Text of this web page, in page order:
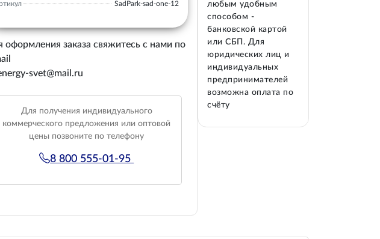
SadPark-sad-one-12
оформления заказа свяжитесь с нами по
svet@mail.ru
Для получения индивидуального
коммерческого предложения или оптовой
цены позвоните по телефону
8 800 555-01-95
любым удобным
способом -
банковской картой
или СБП. Для
юридических лиц и
индивидуальных
предпринимателей
возможна оплата по
счёту